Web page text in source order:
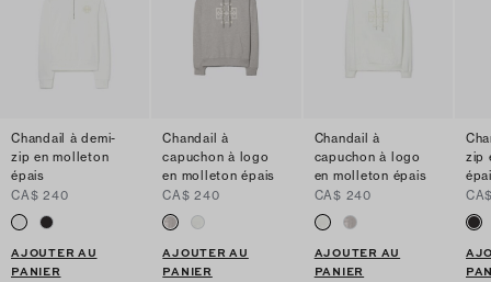
Chandail à demi-
zip en molleton
épais
CA$ 240
AJOUTER AU
PANIER
Chandail à
capuchon à logo
en molleton épais
CA$ 240
AJOUTER AU
PANIER
Chandail à
capuchon à logo
en molleton épais
CA$ 240
AJOUTER AU
PANIER
zip